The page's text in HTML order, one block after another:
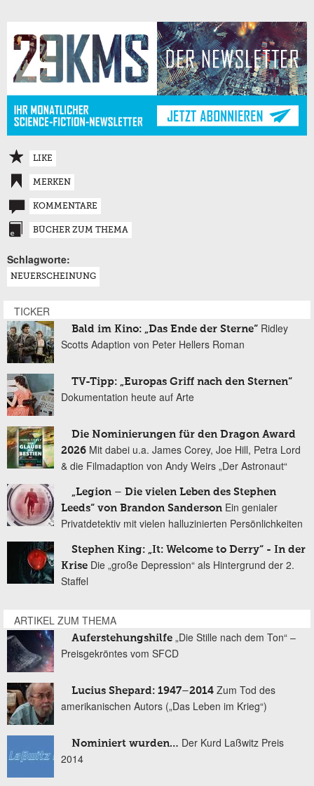
LIKE
MERKEN
KOMMENTARE
BÜCHER ZUM THEMA
Schlagworte:
NEUERSCHEINUNG
TICKER
Bald im Kino: „Das Ende der Sterne“ Ridley
Scotts Adaption von Peter Hellers Roman
TV-Tipp: „Europas Griff nach den Sternen“
Dokumentation heute auf Arte
Die Nominierungen für den Dragon Award
2026 Mit dabei u.a. James Corey, Joe Hill, Petra Lord
& die Filmadaption von Andy Weirs „Der Astronaut“
„Legion – Die vielen Leben des Stephen
Leeds“ von Brandon Sanderson Ein genialer
Privatdetektiv mit vielen halluzinierten Persönlichkeiten
Stephen King: „It: Welcome to Derry“ - In der
Krise Die „große Depression“ als Hintergrund der 2.
Staffel
ARTIKEL ZUM THEMA
Auferstehungshilfe „Die Stille nach dem Ton“ –
Preisgekröntes vom SFCD
Lucius Shepard: 1947–2014 Zum Tod des
amerikanischen Autors („Das Leben im Krieg“)
Nominiert wurden… Der Kurd Laßwitz Preis
2014